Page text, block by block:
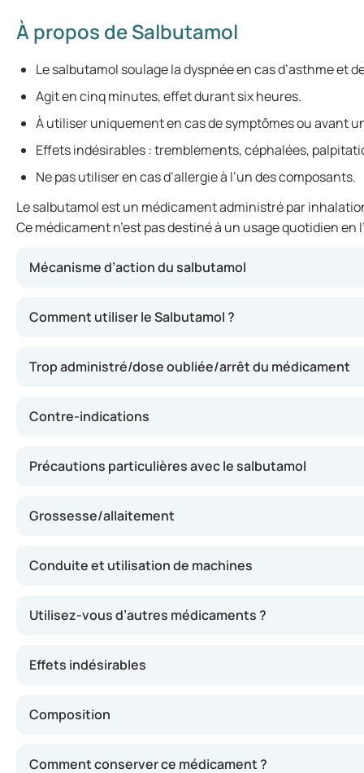
À propos de Salbutamol
Le salbutamol soulage la dyspnée en cas d’asthme et
Agit en cinq minutes, effet durant six heures.
À utiliser uniquement en cas de symptômes ou avant
Effets indésirables : tremblements, céphalées,
Ne pas utiliser en cas d’allergie à l’un des composants.
Le salbutamol est un médicament administré par
Ce médicament n’est pas destiné à un usage quotidien
Mécanisme d’action du salbutamol
Comment utiliser le Salbutamol ?
Trop administré/dose oubliée/arrêt du médicament
Contre-indications
Précautions particulières avec le salbutamol
Grossesse/allaitement
Conduite et utilisation de machines
Utilisez-vous d’autres médicaments ?
Effets indésirables
Composition
Comment conserver ce médicament ?